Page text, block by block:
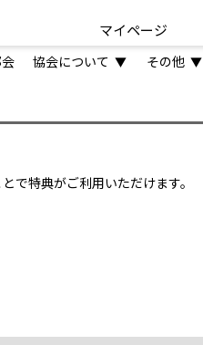
マイページ
協会について ▼ その他 ▼
特典がご利用いただけます。